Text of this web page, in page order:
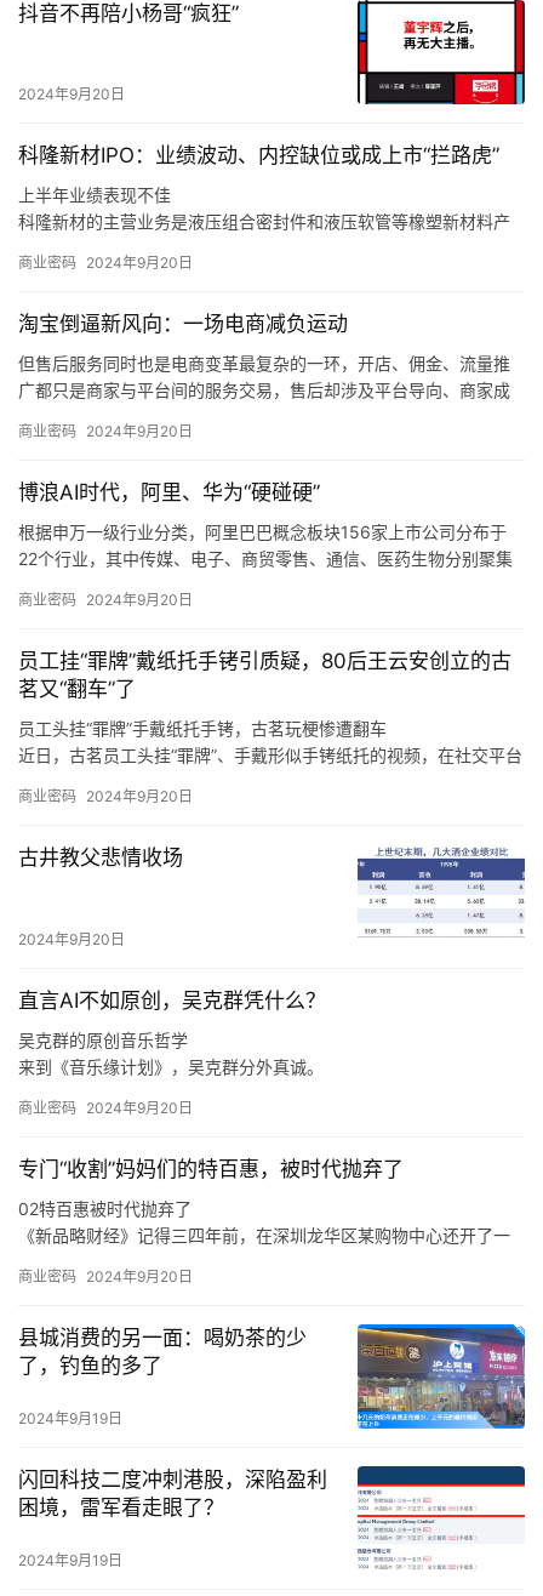
抖音不再陪小杨哥“疯狂”
2024年9月20日
科隆新材IPO：业绩波动、内控缺位或成上市“拦路虎”
上半年业绩表现不佳
科隆新材的主营业务是液压组合密封件和液压软管等橡塑新材料产
产、销售和维修，同时也为风电、军工、高铁等行业客户提供定制
同时，如果未来煤炭主体能源地位被快速替代，下游客户新机装备
需求减少，科隆新材又未能拓展旧机维修业务，或是未能适应市场
变化、新技术和新产品未能顺应市场发展趋势，那么科隆新材就存
营业绩造成不利影响。
商业密码 2024年9月20日
淘宝倒逼新风向：一场电商减负运动
但售后服务同时也是电商变革最复杂的一环，开店、佣金、流量推
广都只是商家与平台间的服务交易，售后却涉及平台导向、商家成
接制约，是各方利益最难平衡的地方。
从推出「仅退款」的游戏规则制定者、大家长，逐渐过渡到生态系
统的设计者、平衡商家和消费者利益的服务商。
商业密码 2024年9月20日
博浪AI时代，阿里、华为“硬碰硬”
根据申万一级行业分类，阿里巴巴概念板块156家上市公司分布于
22个行业，其中传媒、电子、商贸零售、通信、医药生物分别聚集
根据申万一级行业分类，华为概念板块896家上市公司分布于28个
了220、193、92、65、61只概念股。
商业密码 2024年9月20日
员工挂“罪牌”戴纸托手铐引质疑，80后王云安创立的古
茗又“翻车”了
员工头挂“罪牌”手戴纸托手铐，古茗玩梗惨遭翻车
近日，古茗员工头挂“罪牌”、手戴形似手铐纸托的视频，在社交平台
至于上海，王云安认为该市场毗邻浙江，因此会有一定的消费者基
收益更难做好，“我们在进省会城市，以及大的一线城市的时候，我
们一定是做好准备了再去的，比如上海的消费者到底要什么，我们
进去应该怎么做才可以让更多的店做得更好，古茗能够给上海的消
费者带来什么样的不同呢，这些是我们要去思考的。
商业密码 2024年9月20日
古井教父悲情收场
2024年9月20日
直言AI不如原创，吴克群凭什么？
吴克群的原创音乐哲学
来到《音乐缘计划》，吴克群分外真诚。
是源自于他与原创音乐人之间的惺惺相惜。
目的嘉宾，他也是作为一名原创音乐人出现在舞台上，让一切热爱
与纯粹都具象化。
于是，面对当下音乐生态的顽疾，新生代音乐人的困境，吴克群会
商业密码 2024年9月20日
专门“收割”妈妈们的特百惠，被时代抛弃了
02特百惠被时代抛弃了
《新品略财经》记得三四年前，在深圳龙华区某购物中心还开了一
卖得还不错。
的产物，这与消费环境、消费需求、市场竞争，乃至是与特百惠的
传统商业模式等各方面密切相关。
从产品层面来说，特百惠是化学科技运用到日用物品的代表案例，
在特百惠诞生的年代，家庭有着食物保鲜难的痛点，特别是在冰箱
商业密码 2024年9月20日
县城消费的另一面：喝奶茶的少
了，钓鱼的多了
2024年9月19日
闪回科技二度冲刺港股，深陷盈利
困境，雷军看走眼了？
2024年9月19日